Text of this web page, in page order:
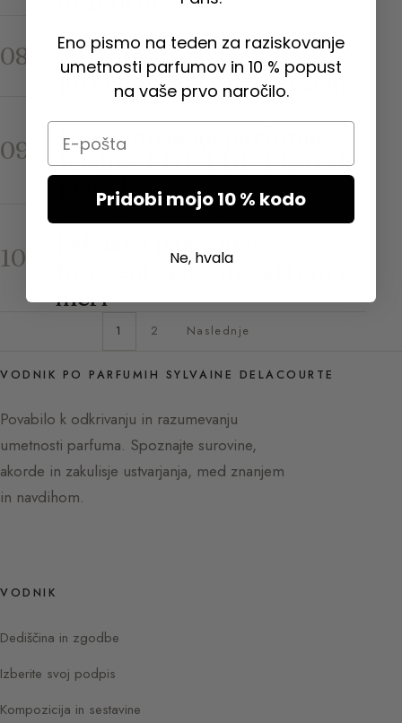
08
Parfumski ekstrakt : Vodič
po vrhunski koncentraciji
09
KONCENTRACIJE IN ODMERJANJE
Koncentracija parfuma :
Razlike EDT, EDP, Ekstrakt
in vodič
10
SKRIVNOSTI IZDELAVE
Koncentracije in parfum po
meri
1 2 Naslednje
VODNIK PO PARFUMIH SYLVAINE DELACOURTE
Povabilo k odkrivanju in razumevanju
umetnosti parfuma. Spoznajte surovine,
akorde in zakulisje ustvarjanja, med znanjem
in navdihom.
VODNIK
Dediščina in zgodbe
Izberite svoj podpis
Kompozicija in sestavine
Eno pismo na teden za raziskovanje
umetnosti parfumov in 10 % popust
na vaše prvo naročilo.
Email
Pridobi mojo 10 % kodo
Ne, hvala